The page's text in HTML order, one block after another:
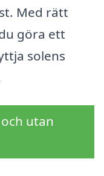
Med rätt
göra ett
solens
utan